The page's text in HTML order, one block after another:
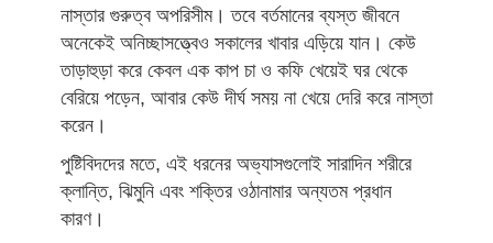
নাস্তার গুরুত্ব অপরিসীম। তবে বর্তমানের ব্যস্ত জীবনে
অনেকেই অনিচ্ছাসত্ত্বেও সকালের খাবার এড়িয়ে যান। কেউ
তাড়াহুড়া করে কেবল এক কাপ চা ও কফি খেয়েই ঘর থেকে
বেরিয়ে পড়েন, আবার কেউ দীর্ঘ সময় না খেয়ে দেরি করে নাস্তা
করেন।
পুষ্টিবিদদের মতে, এই ধরনের অভ্যাসগুলোই সারাদিন শরীরে
ক্লান্তি, ঝিমুনি এবং শক্তির ওঠানামার অন্যতম প্রধান
কারণ।